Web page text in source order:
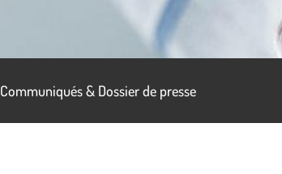
Communiqués & Dossier de presse